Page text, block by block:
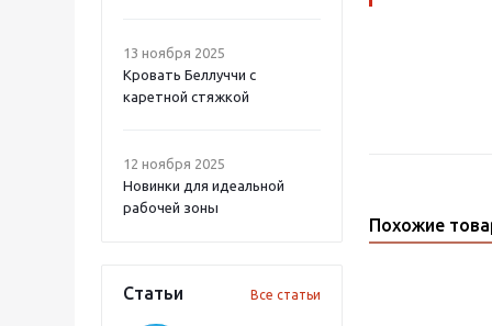
13 ноября 2025
Кровать Беллуччи с
каретной стяжкой
12 ноября 2025
Новинки для идеальной
рабочей зоны
Статьи Все статьи
Похожие